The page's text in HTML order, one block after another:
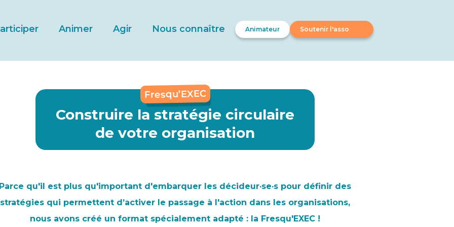
Animer Agir Nous connaître Animateur Soutenir l'asso
Fresqu’EXEC
Construire la stratégie circulaire
de votre organisation
Parce qu'il est plus qu'important d'embarquer les décideur·se·s pour définir des
stratégies qui permettent d’activer le passage à l'action dans les organisations,
nous avons créé un format spécialement adapté : la Fresqu'EXEC !